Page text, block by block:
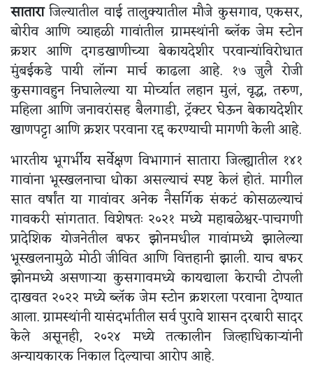
साताराजिल्यातील वाई तालुक्यातील मौजे कुसगाव, एकसर,
बोरीव आणि व्याहळी गावांतील ग्रामस्थांनी ब्लॅक जेम स्टोन
क्रशर आणि दगडखाणीच्या बेकायदेशीर परवान्यांविरोधात
मुंबईकडे पायी लॉन्ग मार्च काढला आहे. १७ जुलै रोजी
कुसगावहुन निघालेल्या या मोर्च्यात लहान मुलं, वृद्ध, तरुण,
महिला आणि जनावरांसह बैलगाडी, ट्रॅक्टर घेऊन बेकायदेशीर
खाणपट्टा आणि क्रशर परवाना रद्द करण्याची मागणी केली आहे.
भारतीय भूगर्भीय सर्वेक्षण विभागानं सातारा जिल्ह्यातील १४१
गावांना भूस्खलनाचा धोका असल्याचं स्पष्ट केलं होतं. मागील
सात वर्षांत या गावांवर अनेक नैसर्गिक संकटं कोसळल्याचं
गावकरी सांगतात. विशेषतः २०२१ मध्ये महाबळेश्वर-पाचगणी
प्रादेशिक योजनेतील बफर झोनमधील गावांमध्ये झालेल्या
भूस्खलनामुळे मोठी जीवित आणि वित्तहानी झाली. याच बफर
झोनमध्ये असणाऱ्या कुसगावमध्ये कायद्याला केराची टोपली
दाखवत २०२२ मध्ये ब्लॅक जेम स्टोन क्रशरला परवाना देण्यात
आला. ग्रामस्थांनी यासंदर्भातील सर्व पुरावे शासन दरबारी सादर
केले असूनही, २०२४ मध्ये तत्कालीन जिल्हाधिकाऱ्यांनी
अन्यायकारक निकाल दिल्याचा आरोप आहे.